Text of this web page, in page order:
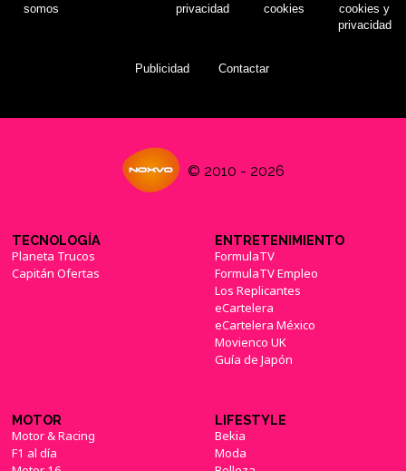
somos
privacidad
cookies
cookies y
privacidad
Publicidad Contactar
© 2010 - 2026
TECNOLOGÍA
Planeta Trucos
Capitán Ofertas
ENTRETENIMIENTO
FormulaTV
FormulaTV Empleo
Los Replicantes
eCartelera
eCartelera México
Movienco UK
Guía de Japón
MOTOR
Motor & Racing
F1 al día
LIFESTYLE
Bekia
Moda